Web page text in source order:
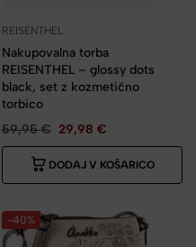
REISENTHEL
Nakupovalna torba
REISENTHEL – glossy dots
black, set z kozmetično
torbico
59,95€ 29,98 €
DODAJ V KOŠARICO
-40%